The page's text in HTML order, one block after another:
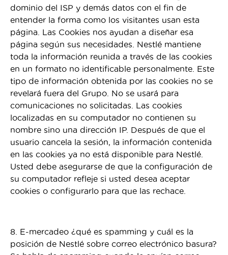
dominio del ISP y demás datos con el fin de
entender la forma como los visitantes usan esta
página. Las Cookies nos ayudan a diseñar esa
página según sus necesidades. Nestlé mantiene
toda la información reunida a través de las cookies
en un formato no identificable personalmente. Este
tipo de información obtenida por las cookies no se
revelará fuera del Grupo. No se usará para
comunicaciones no solicitadas. Las cookies
localizadas en su computador no contienen su
nombre sino una dirección IP. Después de que el
usuario cancela la sesión, la información contenida
en las cookies ya no está disponible para Nestlé.
Usted debe asegurarse de que la configuración de
su computador refleje si usted desea aceptar
cookies o configurarlo para que las rechace.
8. E-mercadeo ¿qué es spamming y cuál es la
posición de Nestlé sobre correo electrónico basura?